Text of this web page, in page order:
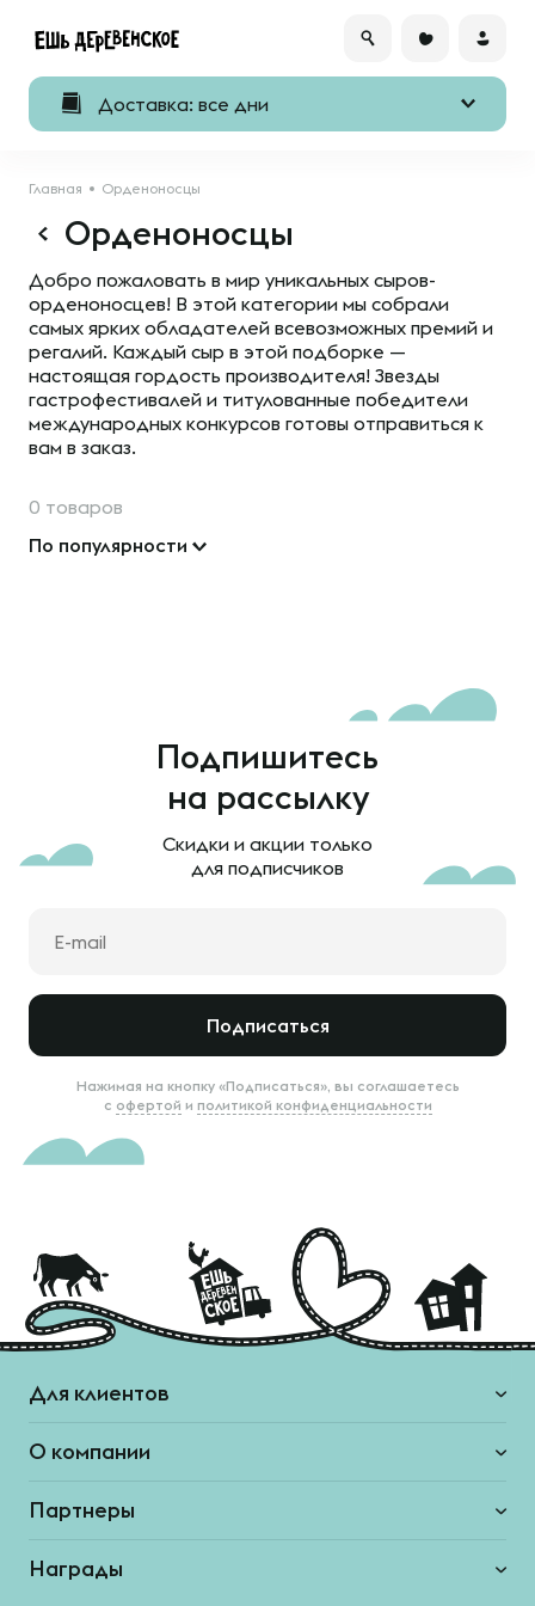
Доставка: все дни
Главная Орденоносцы
Орденоносцы
Добро пожаловать в мир уникальных сыров-
орденоносцев! В этой категории мы собрали
самых ярких обладателей всевозможных премий и
регалий. Каждый сыр в этой подборке —
настоящая гордость производителя! Звезды
гастрофестивалей и титулованные победители
международных конкурсов готовы отправиться к
вам в заказ.
0 товаров
По популярности
Подпишитесь
на рассылку
Скидки и акции только
для подписчиков
Подписаться
Нажимая на кнопку «Подписаться», вы соглашаетесь
с офертой и политикой конфиденциальности
Для клиентов
О компании
Партнеры
Награды